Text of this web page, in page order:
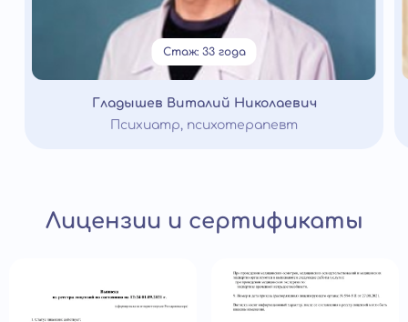
Стаж: 33 года
Гладышев Виталий Николаевич
Психиатр, психотерапевт
Лицензии и сертификаты